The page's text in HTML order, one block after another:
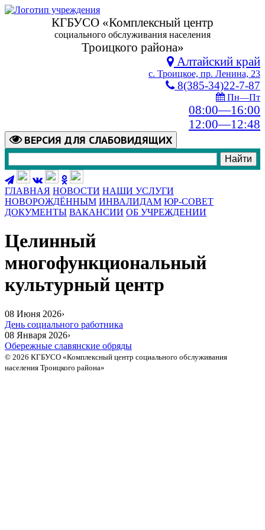
КГБУСО «Комплексный центр
социального обслуживания населения
Троицкого района»
Алтайский край
с. Троицкое, пр. Ленина, 23
8(385-34)22-7-87
Пн—Пт
08:00—16:00
12:00—12:48
ВЕРСИЯ ДЛЯ СЛАБОВИДЯЩИХ
ГЛАВНАЯ НОВОСТИ НАШИ УСЛУГИ
НОВОРОЖДЁННЫМ ИНВАЛИДАМ ЮР-СОВЕТ
ДОКУМЕНТЫ ВАКАНСИИ ОБ УЧРЕЖДЕНИИ
Целинный
многофункциональный
культурный центр
08 Июня 2026›
День социального работника
08 Января 2026›
Обережные славянские обряды
© 2026 КГБУСО «Комплексный центр социального обслуживания
населения Троицкого района»